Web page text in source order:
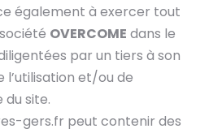
également à exercer tout
OVERCOME dans le
par un tiers à son
et/ou de
du site.
gers.fr peut contenir des